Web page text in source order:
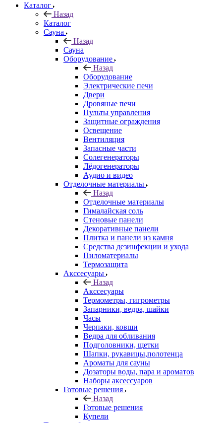
Каталог
Назад
Каталог
Сауна
Назад
Сауна
Оборудование
Назад
Оборудование
Электрические печи
Двери
Дровяные печи
Пульты управления
Защитные ограждения
Освещение
Вентиляция
Запасные части
Солегенераторы
Лёдогенераторы
Аудио и видео
Отделочные материалы
Назад
Отделочные материалы
Гималайская соль
Стеновые панели
Декоративные панели
Плитка и панели из камня
Средства дезинфекции и ухода
Пиломатериалы
Термозащита
Аксcесуары
Назад
Аксcесуары
Термометры, гигрометры
Запарники, ведра, шайки
Часы
Черпаки, ковши
Ведра для обливания
Подголовники, щетки
Шапки, рукавицы,полотенца
Ароматы для сауны
Дозаторы воды, пара и ароматов
Наборы аксессуаров
Готовые решения
Назад
Готовые решения
Купели